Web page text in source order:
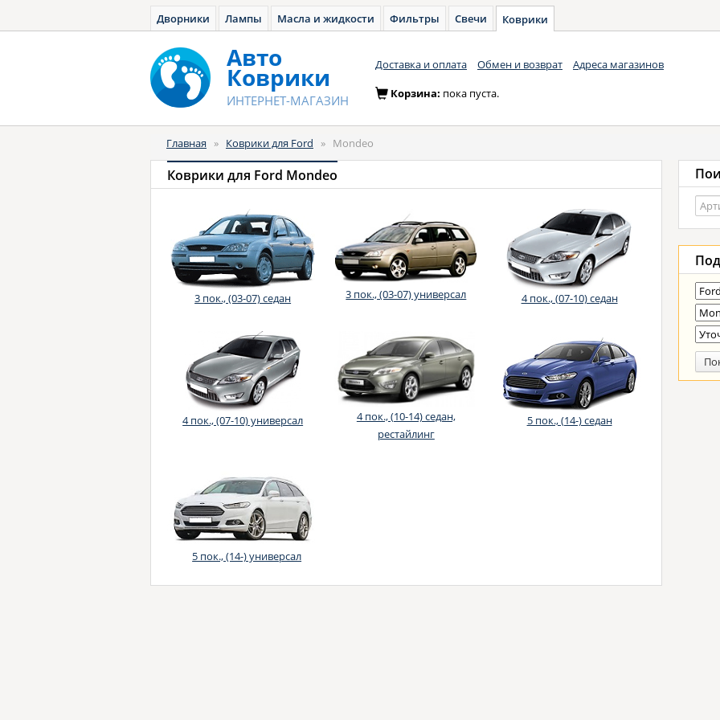
Дворники Лампы Масла и жидкости Фильтры Свечи Коврики
Авто
Коврики
ИНТЕРНЕТ-МАГАЗИН
Доставка и оплата Обмен и возврат Адреса магазинов
Корзина: пока пуста.
Главная » Коврики для Ford » Mondeo
Коврики для Ford Mondeo
3 пок., (03-07) седан 3 пок., (03-07) универсал 4 пок., (07-10) седан
4 пок., (07-10) универсал
4 пок., (10-14) седан,
рестайлинг
5 пок., (14-) седан
5 пок., (14-) универсал